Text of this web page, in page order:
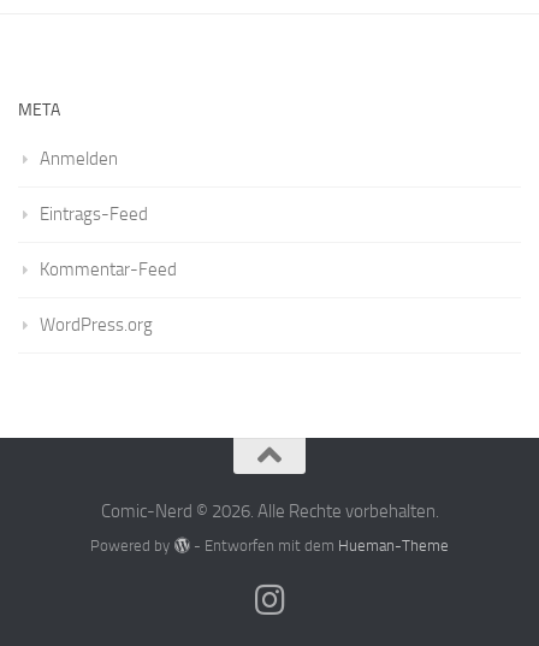
META
Anmelden
Eintrags-Feed
Kommentar-Feed
WordPress.org
Comic-Nerd © 2026. Alle Rechte vorbehalten.
Powered by - Entworfen mit dem Hueman-Theme